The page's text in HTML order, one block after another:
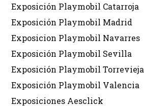
Exposición Playmobil Catarroja
Exposición Playmobil Madrid
Exposicion Playmobil Navarres
Exposición Playmobil Sevilla
Exposición Playmobil Torrevieja
Exposición Playmobil Valencia
Exposiciones Aesclick